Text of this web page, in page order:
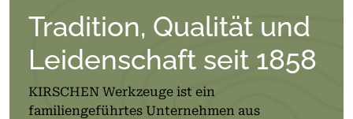
Tradition, Qualität und
Leidenschaft seit 1858
KIRSCHEN Werkzeuge ist ein
familiengeführtes Unternehmen aus